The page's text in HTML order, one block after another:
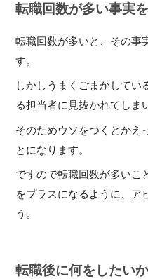
転職回数が多い事実
転職回数が多いと、その事
す。
しかしうまくごまかしてい
る担当者に見抜かれてしま
そのためウソをつくとかえ
とになります。
ですので転職回数が多いこ
をプラスになるように、ア
う。
転職後に何をしたい